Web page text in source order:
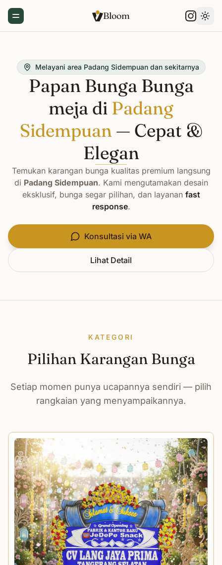
Toggle Menu Bloom
Melayani area Padang Sidempuan dan sekitarnya
Papan Bunga Bunga
meja di Padang
Sidempuan— Cepat &
Elegan
Temukan karangan bunga kualitas premium langsung
di Padang Sidempuan. Kami mengutamakan desain
eksklusif, bunga segar pilihan, dan layanan fast
response.
Konsultasi via WA
Lihat Detail
KATEGORI
Pilihan Karangan Bunga
Setiap momen punya ucapannya sendiri — pilih
rangkaian yang menyampaikannya.